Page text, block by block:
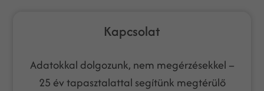
Kapcsolat
Adatokkal dolgozunk, nem megérzésekkel –
25 év tapasztalattal segítünk megtérülő